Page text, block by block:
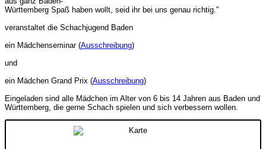
Württemberg Spaß haben wollt, seid ihr bei uns genau richtig."
veranstaltet die Schachjugend Baden
ein Mädchenseminar (Ausschreibung)
und
ein Mädchen Grand Prix (Ausschreibung)
Eingeladen sind alle Mädchen im Alter von 6 bis 14 Jahren aus Baden und
Württemberg, die gerne Schach spielen und sich verbessern wollen.